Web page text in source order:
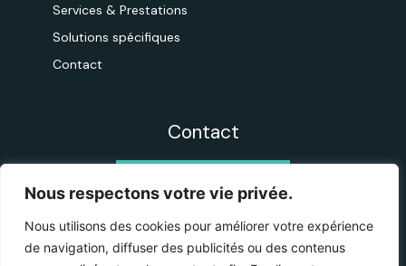
Nous respectons votre vie privée.
Nous utilisons des cookies pour améliorer votre expérience
de navigation, diffuser des publicités ou des contenus
Services & Prestations
Solutions spécifiques
Contact
Contact